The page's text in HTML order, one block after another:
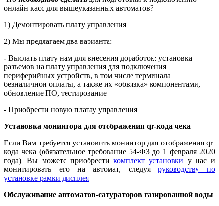
онлайн касс для вышеуказанных автоматов?
1) Демонтировать плату управления
2) Мы предлагаем два варианта:
- Выслать плату нам для внесения доработок: установка
разъемов на плату управления для подключения
периферийных устройств, в том числе терминала
безналичной оплаты, а также их «обвязка» компонентами,
обновление ПО, тестирование
- Приобрести новую платау управления
Установка мониитора для отображения qr-кода чека
Если Вам требуется установить мониитор для отображения qr-
кода чека (обязательное требование 54-ФЗ до 1 февраля 2020
года), Вы можете приобрести комплект установки у нас и
монитировать его на автомат, следуяруководству по
установке рамки дисплея
Обслуживание автоматов-сатураторов газированной воды